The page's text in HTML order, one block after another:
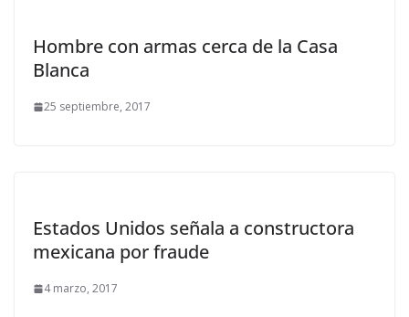
Hombre con armas cerca de la Casa
Blanca
25 septiembre, 2017
Estados Unidos señala a constructora
mexicana por fraude
4 marzo, 2017